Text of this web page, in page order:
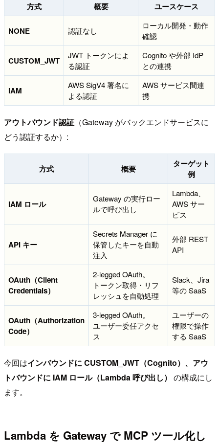
方式 概要 ユースケース
NONE 認証なし
ローカル開発・動作
確認
CUSTOM_JWT
JWT トークンによ
る認証
Cognito や外部 IdP
との連携
IAM
AWS SigV4 署名に
よる認証
AWS サービス間連
携
アウトバウンド認証 （Gateway がバックエンドサービスに
どう認証するか）:
方式 概要
ターゲット
例
IAM ロール
Gateway の実行ロー
ルで呼び出し
Lambda、
AWS サー
ビス
API キー
Secrets Manager に
保管したキーを自動
注入
外部 REST
API
OAuth（Client
Credentials）
2-legged OAuth。
トークン取得・リフ
レッシュを自動処理
Slack、Jira
等の SaaS
OAuth（Authorization
Code）
3-legged OAuth。
ユーザー委任アクセ
ス
ユーザーの
権限で操作
する SaaS
今回はインバウンドに CUSTOM_JWT（Cognito）、アウ
トバウンドに IAM ロール（Lambda 呼び出し） の構成にし
ます。
Lambda を Gateway で MCP ツール化し